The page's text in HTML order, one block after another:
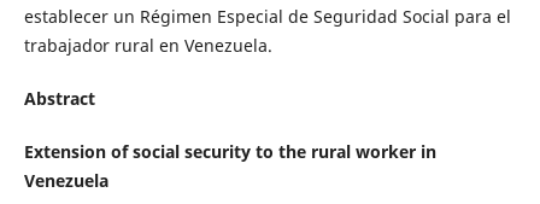
establecer un Régimen Especial de Seguridad Social para el
trabajador rural en Venezuela.
Abstract
Extension of social security to the rural worker in
Venezuela